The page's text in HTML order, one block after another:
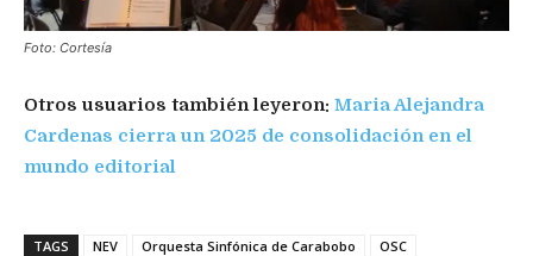
Foto: Cortesía
Otros usuarios también leyeron: Maria Alejandra
Cardenas cierra un 2025 de consolidación en el
mundo editorial
TAGS NEV Orquesta Sinfónica de Carabobo OSC